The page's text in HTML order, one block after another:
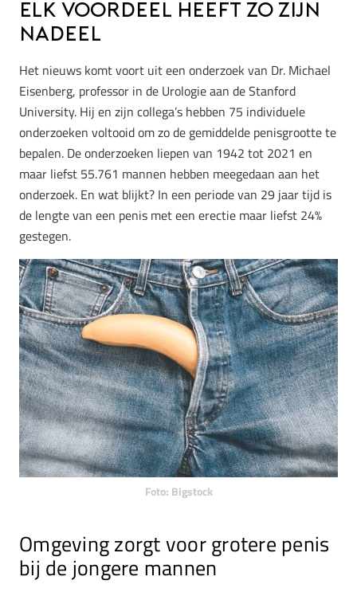
Elk voordeel heeft zo zijn
nadeel
Het nieuws komt voort uit een onderzoek van Dr. Michael
Eisenberg, professor in de Urologie aan de Stanford
University. Hij en zijn collega’s hebben 75 individuele
onderzoeken voltooid om zo de gemiddelde penisgrootte te
bepalen. De onderzoeken liepen van 1942 tot 2021 en
maar liefst 55.761 mannen hebben meegedaan aan het
onderzoek. En wat blijkt? In een periode van 29 jaar tijd is
de lengte van een penis met een erectie maar liefst 24%
gestegen.
Foto: Bigstock
Omgeving zorgt voor grotere penis
bij de jongere mannen